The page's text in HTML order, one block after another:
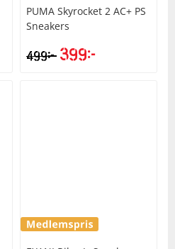
PUMA Skyrocket 2 AC+ PS
Sneakers
499kr 399kr